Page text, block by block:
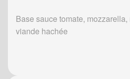
Base sauce tomate,
viande hachée